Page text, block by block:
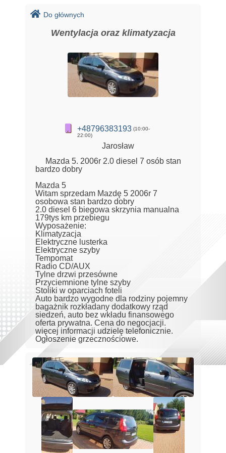
Do głównych
Wentylacja oraz klimatyzacja
+48796383193 (10:00-
22:00)
Jarosław
Mazda 5. 2006r 2.0 diesel 7 osób stan
bardzo dobry
Mazda 5
Witam sprzedam Mazdę 5 2006r 7
osobowa stan bardzo dobry
2.0 diesel 6 biegowa skrzynia manualna
179tys km przebiegu
Wyposażenie:
Klimatyzacja
Elektryczne lusterka
Elektryczne szyby
Tempomat
Radio CD/AUX
Tylne drzwi przesówne
Przyciemnione tylne szyby
Stoliki w oparciach foteli
Auto bardzo wygodne dla rodziny pojemny
bagażnik rozkładany dodatkowy rząd
siedzeń, auto bez wkładu finansowego
oferta prywatna. Cena do negocjacji.
więcej informacji udzielę telefonicznie.
Ogłoszenie grzecznościowe.